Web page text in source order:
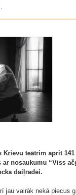
·
Krievu teātrim aprit
nosaukumu “Viss
daiļradei.
jau vairāk nekā piecus